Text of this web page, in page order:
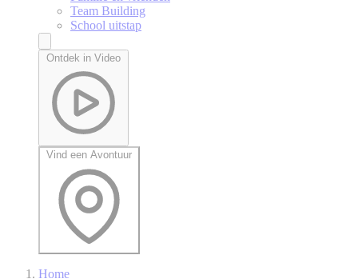
Team Building
School uitstap
Ontdek in Video
Vind een Avontuur
Home